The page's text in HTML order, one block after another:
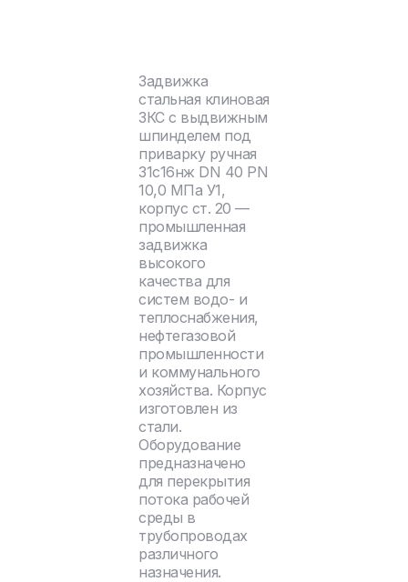
Задвижка
стальная клиновая
ЗКС с выдвижным
шпинделем под
приварку ручная
31с16нж DN 40 PN
10,0 МПа У1,
корпус ст. 20 —
промышленная
задвижка
высокого
качества для
систем водо- и
теплоснабжения,
нефтегазовой
промышленности
и коммунального
хозяйства. Корпус
изготовлен из
стали.
Оборудование
предназначено
для перекрытия
потока рабочей
среды в
трубопроводах
различного
назначения.